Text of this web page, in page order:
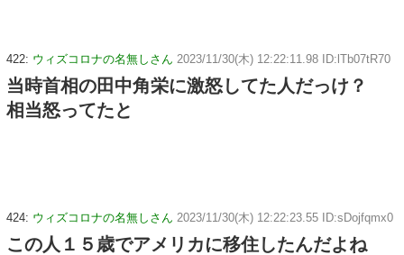
422: ウィズコロナの名無しさん 2023/11/30(木) 12:22:11.98 ID:lTb07tR70
当時首相の田中角栄に激怒してた人だっけ？
相当怒ってたと
424: ウィズコロナの名無しさん 2023/11/30(木) 12:22:23.55 ID:sDojfqmx0
この人１５歳でアメリカに移住したんだよね